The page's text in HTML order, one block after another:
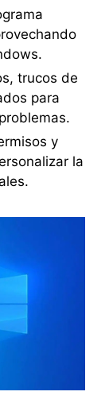
trucos de
para
y
la